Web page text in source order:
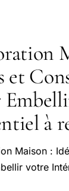
et
à
Maison :
votre